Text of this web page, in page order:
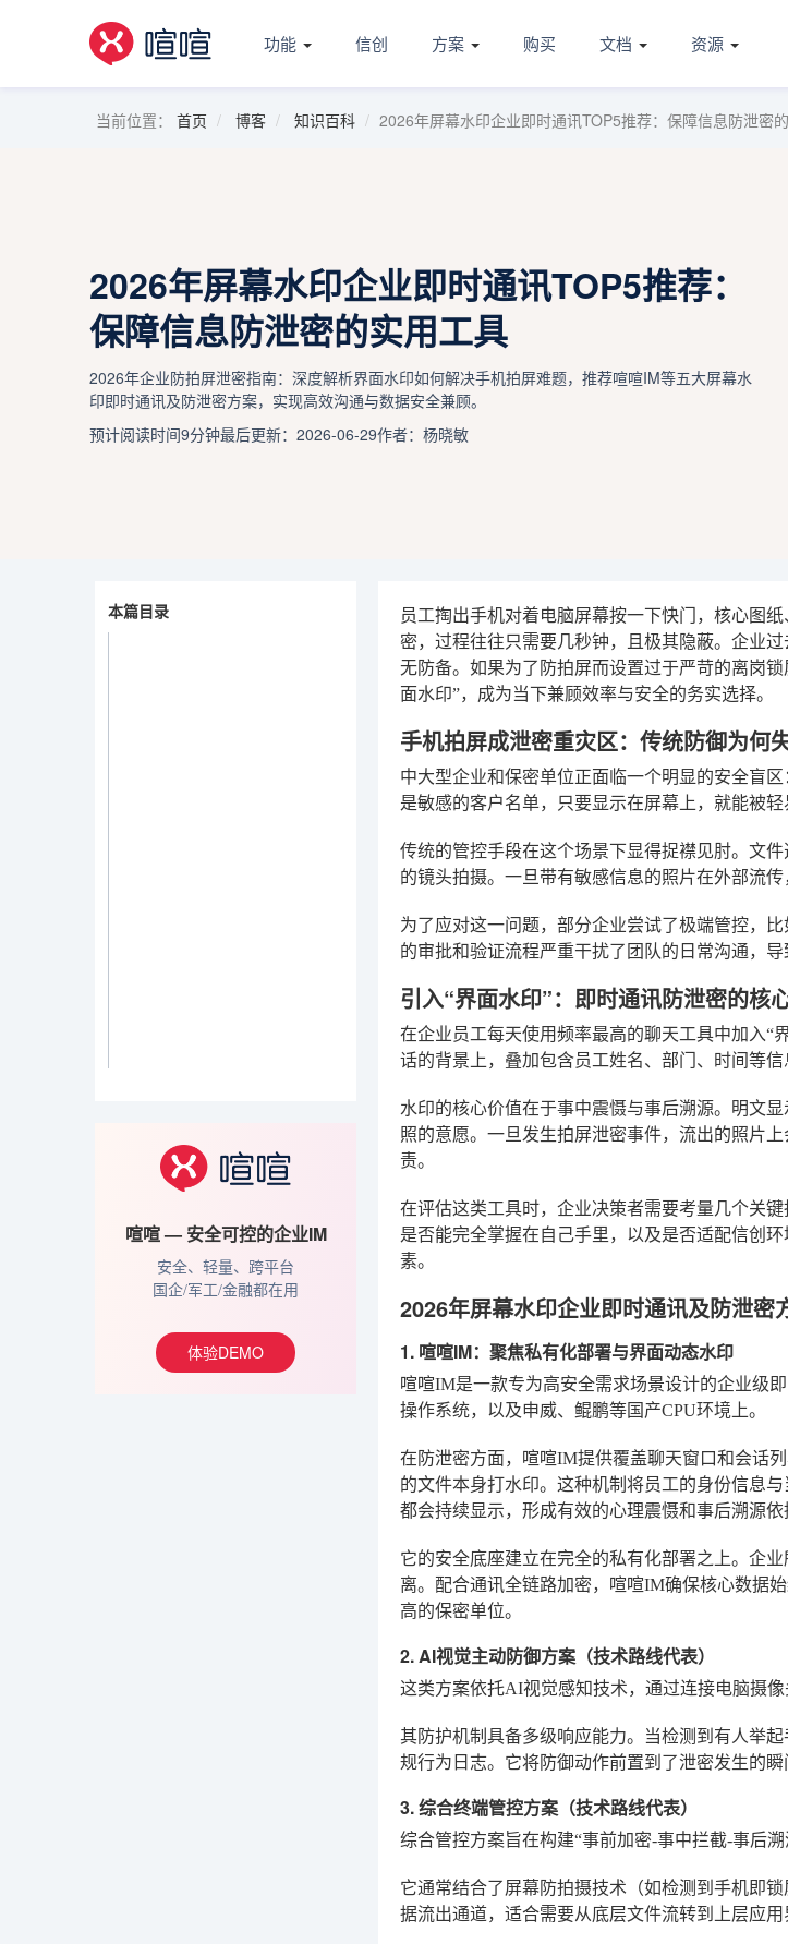
功能 信创 方案 购买 文档 资源
当前位置： 首页 博客 知识百科 2026年屏幕水印企业即时通讯TOP5推荐：保障信息防泄密
2026年屏幕水印企业即时通讯TOP5推荐：
保障信息防泄密的实用工具
2026年企业防拍屏泄密指南：深度解析界面水印如何解决手机拍屏难题，推荐喧喧IM等五大屏幕水
印即时通讯及防泄密方案，实现高效沟通与数据安全兼顾。
预计阅读时间9分钟最后更新：2026-06-29作者：杨晓敏
本篇目录
喧喧 — 安全可控的企业IM
安全、轻量、跨平台
国企/军工/金融都在用
体验DEMO
员工掏出手机对着电脑屏幕按一下快门，核心图
密，过程往往只需要几秒钟，且极其隐蔽。企业
无防备。如果为了防拍屏而设置过于严苛的离岗
面水印”，成为当下兼顾效率与安全的务实选择。
手机拍屏成泄密重灾区：传统防御为何
中大型企业和保密单位正面临一个明显的安全盲
是敏感的客户名单，只要显示在屏幕上，就能被轻
传统的管控手段在这个场景下显得捉襟见肘。文
的镜头拍摄。一旦带有敏感信息的照片在外部流
为了应对这一问题，部分企业尝试了极端管控，
的审批和验证流程严重干扰了团队的日常沟通，
引入“界面水印”：即时通讯防泄密的核
在企业员工每天使用频率最高的聊天工具中加入“
话的背景上，叠加包含员工姓名、部门、时间等信
水印的核心价值在于事中震慑与事后溯源。明文
照的意愿。一旦发生拍屏泄密事件，流出的照片
责。
在评估这类工具时，企业决策者需要考量几个关
是否能完全掌握在自己手里，以及是否适配信创
素。
2026年屏幕水印企业即时通讯及防泄密
1. 喧喧IM：聚焦私有化部署与界面动态水印
喧喧IM是一款专为高安全需求场景设计的企业级
操作系统，以及申威、鲲鹏等国产CPU环境上。
在防泄密方面，喧喧IM提供覆盖聊天窗口和会话
的文件本身打水印。这种机制将员工的身份信息
都会持续显示，形成有效的心理震慑和事后溯源依
它的安全底座建立在完全的私有化部署之上。企
离。配合通讯全链路加密，喧喧IM确保核心数据
高的保密单位。
2. AI视觉主动防御方案（技术路线代表）
这类方案依托AI视觉感知技术，通过连接电脑摄
其防护机制具备多级响应能力。当检测到有人举
规行为日志。它将防御动作前置到了泄密发生的
3. 综合终端管控方案（技术路线代表）
综合管控方案旨在构建“事前加密-事中拦截-事后溯
它通常结合了屏幕防拍摄技术（如检测到手机即
据流出通道，适合需要从底层文件流转到上层应用